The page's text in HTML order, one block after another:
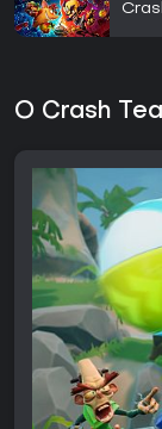
O Crash